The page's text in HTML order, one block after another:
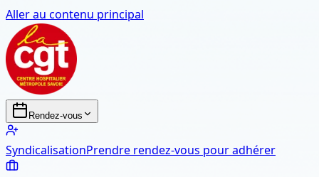
Aller au contenu principal
Rendez-vous
SyndicalisationPrendre rendez-vous pour adhérer